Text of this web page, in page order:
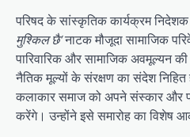
परिषद के सांस्कृतिक कार्यक्रम
मुश्किल छै’नाटक मौजूदा सामाजिक
पारिवारिक और सामाजिक
नैतिक मूल्यों के संरक्षण का संदेश
कलाकार समाज को अपने संस्कार और
करेंगे। उन्होंने इसे समारोह का विशेष